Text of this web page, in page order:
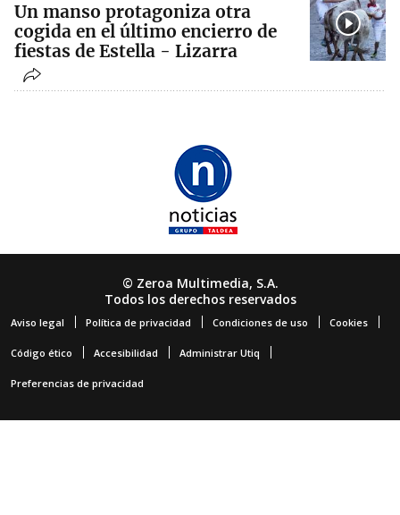
Un manso protagoniza otra
cogida en el último encierro de
fiestas de Estella - Lizarra
© Zeroa Multimedia, S.A.
Todos los derechos reservados
Aviso legal Política de privacidad Condiciones de uso Cookies
Código ético Accesibilidad Administrar Utiq
Preferencias de privacidad